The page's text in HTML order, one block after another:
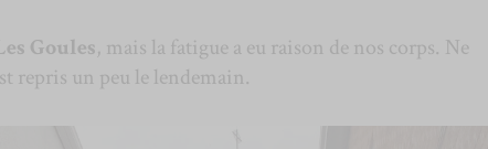
Goules, mais la fatigue a eu raison de nos corps. Ne
repris un peu le lendemain.